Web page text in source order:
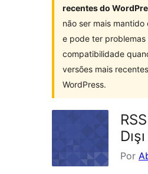
recentes do
não ser mais
e pode ter problemas
compatibilidade
versões mais
WordPress.
Por